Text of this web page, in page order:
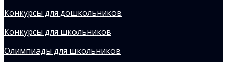
Конкурсы для дошкольников
Конкурсы для школьников
Олимпиады для школьников